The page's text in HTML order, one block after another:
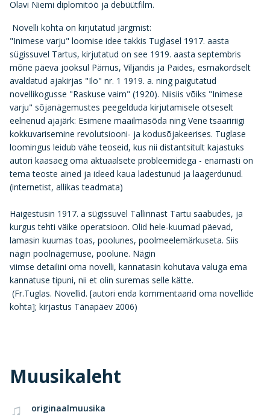
Olavi Niemi diplomitöö ja debüütfilm.
Novelli kohta on kirjutatud järgmist:
"Inimese varju" loomise idee takkis Tuglasel 1917. aasta
sügissuvel Tartus, kirjutatud on see 1919. aasta septembris
mõne päeva jooksul Pärnus, Viljandis ja Paides, esmakordselt
avaldatud ajakirjas "Ilo" nr. 1 1919. a. ning paigutatud
novellikogusse "Raskuse vaim" (1920). Niisiis võiks "Inimese
varju" sõjanägemustes peegelduda kirjutamisele otseselt
eelnenud ajajärk: Esimene maailmasõda ning Vene tsaaririigi
kokkuvarisemine revolutsiooni- ja kodusõjakeerises. Tuglase
loomingus leidub vähe teoseid, kus nii distantsitult kajastuks
autori kaasaeg oma aktuaalsete probleemidega - enamasti on
tema teoste ained ja ideed kaua ladestunud ja laagerdunud.
(internetist, allikas teadmata)
Haigestusin 1917. a sügissuvel Tallinnast Tartu saabudes, ja
kurgus tehti väike operatsioon. Olid hele-kuumad päevad,
lamasin kuumas toas, poolunes, poolmeelemärkuseta. Siis
nägin poolnägemuse, poolune. Nägin
viimse detailini oma novelli, kannatasin kohutava valuga ema
kannatuse tipuni, nii et olin suremas selle kätte.
(Fr.Tuglas. Novellid. [autori enda kommentaarid oma novellide
kohta]; kirjastus Tänapäev 2006)
Muusikaleht
originaalmuusika